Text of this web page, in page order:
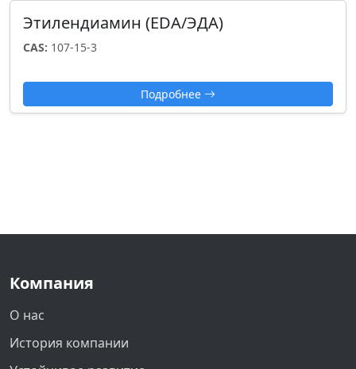
Этилендиамин (EDA/ЭДА)
CAS: 107-15-3
Подробнее
Компания
О нас
История компании